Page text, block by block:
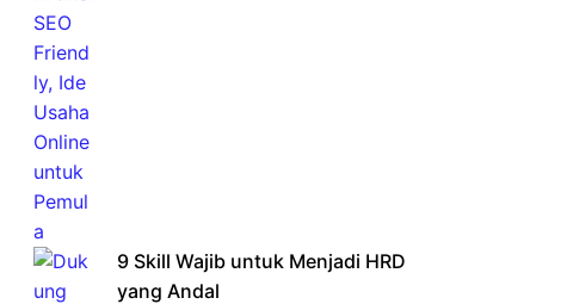
9 Skill Wajib untuk Menjadi HRD
yang Andal